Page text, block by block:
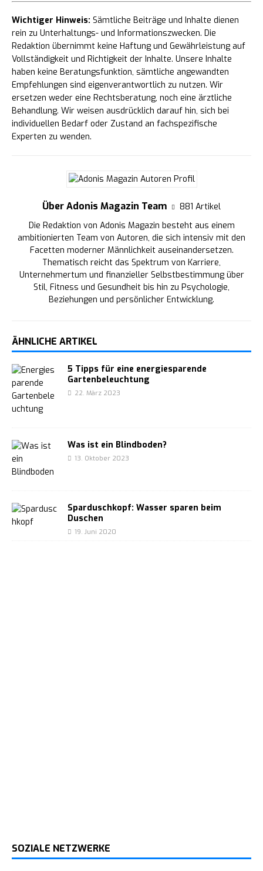
Wichtiger Hinweis: Sämtliche Beiträge und Inhalte dienen
rein zu Unterhaltungs- und Informationszwecken. Die
Redaktion übernimmt keine Haftung und Gewährleistung auf
Vollständigkeit und Richtigkeit der Inhalte. Unsere Inhalte
haben keine Beratungsfunktion, sämtliche angewandten
Empfehlungen sind eigenverantwortlich zu nutzen. Wir
ersetzen weder eine Rechtsberatung, noch eine ärztliche
Behandlung. Wir weisen ausdrücklich darauf hin, sich bei
individuellen Bedarf oder Zustand an fachspezifische
Experten zu wenden.
Über Adonis Magazin Team
881 Artikel
Die Redaktion von Adonis Magazin besteht aus einem
ambitionierten Team von Autoren, die sich intensiv mit den
Facetten moderner Männlichkeit auseinandersetzen.
Thematisch reicht das Spektrum von Karriere,
Unternehmertum und finanzieller Selbstbestimmung über
Stil, Fitness und Gesundheit bis hin zu Psychologie,
Beziehungen und persönlicher Entwicklung.
ÄHNLICHE ARTIKEL
5 Tipps für eine energiesparende
Gartenbeleuchtung
22. März 2023
Was ist ein Blindboden?
13. Oktober 2023
Sparduschkopf: Wasser sparen beim
Duschen
19. Juni 2020
SOZIALE NETZWERKE